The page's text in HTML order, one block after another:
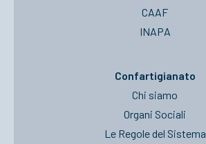
CAAF
INAPA
Confartigianato
Chi siamo
Organi Sociali
Le Regole del Sistema